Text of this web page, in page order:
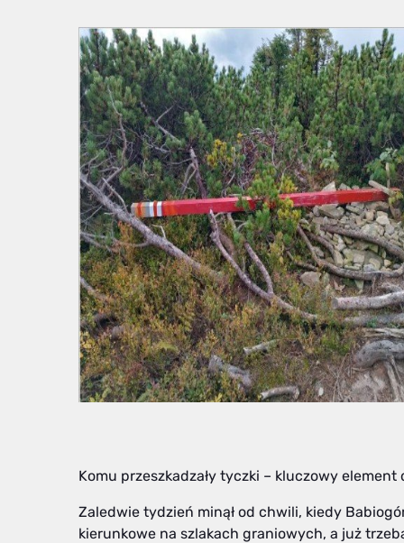
Komu przeszkadzały tyczki – kluczowy
Zaledwie tydzień minął od chwili, kiedy
kierunkowe na szlakach graniowych, a już